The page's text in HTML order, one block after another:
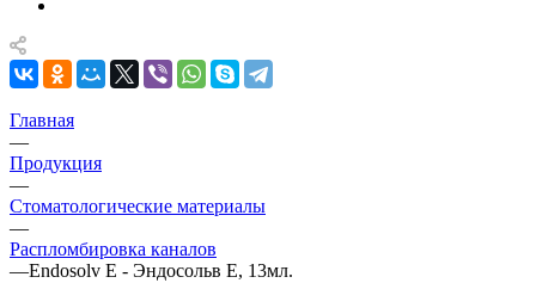
Главная
—
Продукция
—
Стоматологические материалы
—
Распломбировка каналов
—Endosolv E - Эндосольв Е, 13мл.